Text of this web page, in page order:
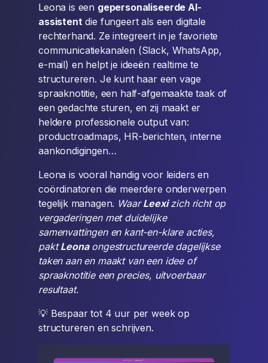
Leona is een gepersonaliseerde AI-
assistent die fungeert als een digitale
rechterhand. Ze integreert in je favoriete
communicatiekanalen (Slack, WhatsApp,
e-mail) en helpt je ideeën realtime te
structureren. Je kunt haar een vage
spraaknotitie, een half-afgemaakte taak of
een gedachte sturen, en zij maakt er
heldere professionele output van:
productroadmaps, HR-berichten, interne
aankondigingen…
Leona is vooral handig voor leiders en
coördinatoren die meerdere onderwerpen
tegelijk managen. WaarLeexizich richt op
vergaderingen met duidelijke
samenvattingen en kant-en-klare acties,
paktLeonaongestructureerde dagelijkse
taken aan en maakt van een idee of
spraaknotitie een precies, uitvoerbaar
resultaat.
💡 Bespaar tot 4 uur per week op
structureren en schrijven.